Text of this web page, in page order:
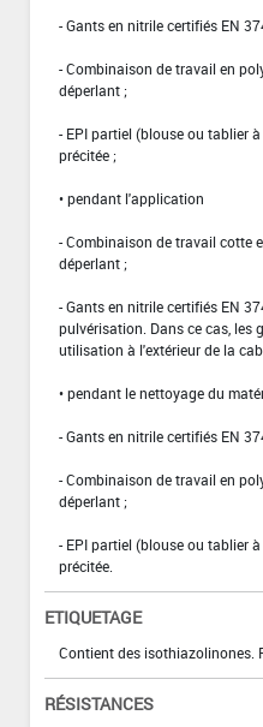
- Gants en nitrile certifiés EN
- Combinaison de travail en
déperlant ;
- EPI partiel (blouse ou tablier
précitée ;
• pendant l'application
- Combinaison de travail cotte
déperlant ;
- Gants en nitrile certifiés EN
pulvérisation. Dans ce cas, les
utilisation à l'extérieur de la
• pendant le nettoyage du
- Gants en nitrile certifiés EN
- Combinaison de travail en
déperlant ;
- EPI partiel (blouse ou tablier
précitée.
ETIQUETAGE
Contient des isothiazolinones.
RÉSISTANCES